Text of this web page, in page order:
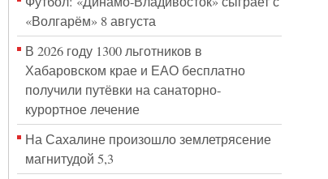
«Волгарём» 8 августа
В 2026 году 1300 льготников в
Хабаровском крае и ЕАО бесплатно
получили путёвки на санаторно-
курортное лечение
На Сахалине произошло землетрясение
магнитудой 5,3